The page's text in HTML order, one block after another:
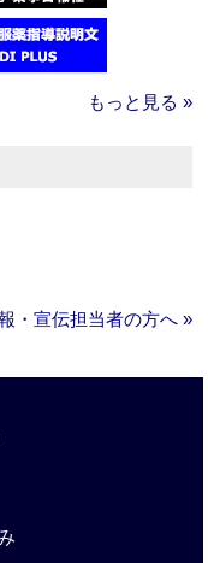
もっと見る »
・宣伝担当者の方へ »